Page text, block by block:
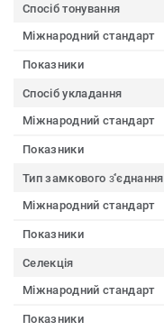
Спосіб тонування
Міжнародний стандарт
Показники
Спосіб укладання
Міжнародний стандарт
Показники
Тип замкового з҆'єднання
Міжнародний стандарт
Показники
Селекція
Міжнародний стандарт
Показники